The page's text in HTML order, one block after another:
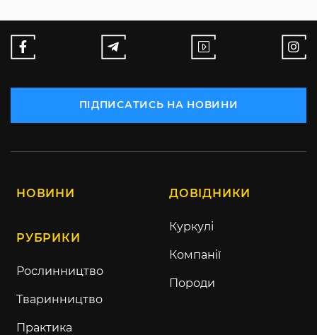
ПІДПИСАТИСЬ НА НОВИНИ
НОВИНИ
РУБРИКИ
Рослинництво
Тваринництво
Практика
ДОВІДНИКИ
Куркулі
Компанії
Породи